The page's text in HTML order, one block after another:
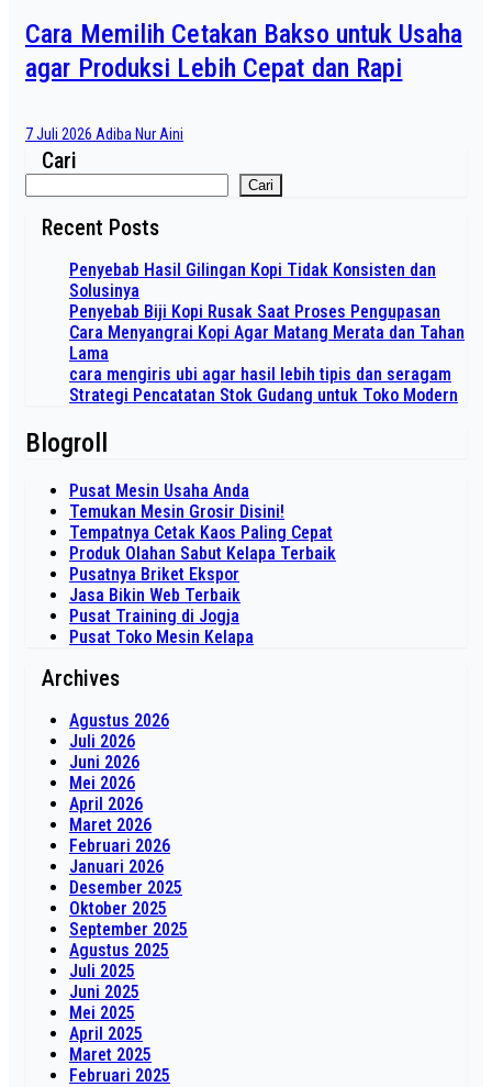
Cara Memilih Cetakan Bakso untuk Usaha
agar Produksi Lebih Cepat dan Rapi
7 Juli 2026 Adiba Nur Aini
Cari
Cari
Recent Posts
Penyebab Hasil Gilingan Kopi Tidak Konsisten dan
Solusinya
Penyebab Biji Kopi Rusak Saat Proses Pengupasan
Cara Menyangrai Kopi Agar Matang Merata dan Tahan
Lama
cara mengiris ubi agar hasil lebih tipis dan seragam
Strategi Pencatatan Stok Gudang untuk Toko Modern
Blogroll
Pusat Mesin Usaha Anda
Temukan Mesin Grosir Disini!
Tempatnya Cetak Kaos Paling Cepat
Produk Olahan Sabut Kelapa Terbaik
Pusatnya Briket Ekspor
Jasa Bikin Web Terbaik
Pusat Training di Jogja
Pusat Toko Mesin Kelapa
Archives
Agustus 2026
Juli 2026
Juni 2026
Mei 2026
April 2026
Maret 2026
Februari 2026
Januari 2026
Desember 2025
Oktober 2025
September 2025
Agustus 2025
Juli 2025
Juni 2025
Mei 2025
April 2025
Maret 2025
Februari 2025